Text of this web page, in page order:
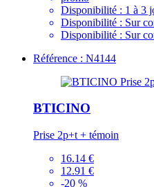
Disponibilité : 1 à 3
Disponibilité : Sur
Disponibilité : Sur
Référence : N4144
BTICINO
Prise 2p+t + témoin
16.14 €
12.91 €
-20 %